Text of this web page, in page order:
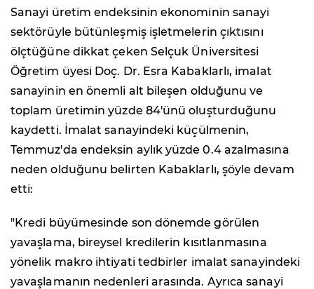
Sanayi üretim endeksinin ekonominin sanayi
sektörüyle bütünleşmiş işletmelerin çıktısını
ölçtüğüne dikkat çeken Selçuk Üniversitesi
Öğretim üyesi Doç. Dr. Esra Kabaklarlı, imalat
sanayinin en önemli alt bileşen olduğunu ve
toplam üretimin yüzde 84'ünü oluşturduğunu
kaydetti. İmalat sanayindeki küçülmenin,
Temmuz'da endeksin aylık yüzde 0.4 azalmasına
neden olduğunu belirten Kabaklarlı, şöyle devam
etti:
"Kredi büyümesinde son dönemde görülen
yavaşlama, bireysel kredilerin kısıtlanmasına
yönelik makro ihtiyati tedbirler imalat sanayindeki
yavaşlamanın nedenleri arasında. Ayrıca sanayi